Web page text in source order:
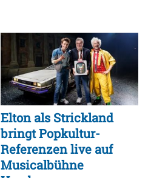
Elton als Strickland
bringt Popkultur-
Referenzen live auf
Musicalbühne